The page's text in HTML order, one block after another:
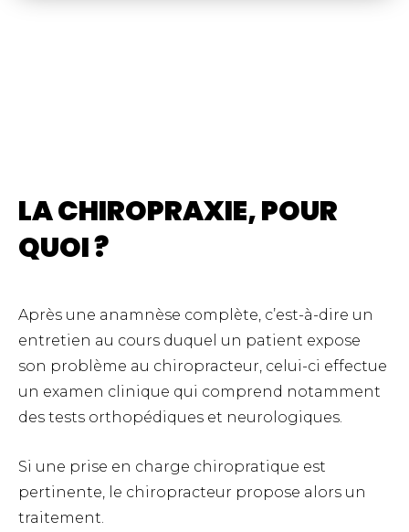
LA CHIROPRAXIE, POUR
QUOI ?
Après une anamnèse complète, c’est-à-dire un
entretien au cours duquel un patient expose
son problème au chiropracteur, celui-ci effectue
un examen clinique qui comprend notamment
des tests orthopédiques et neurologiques.
Si une prise en charge chiropratique est
pertinente, le chiropracteur propose alors un
traitement.